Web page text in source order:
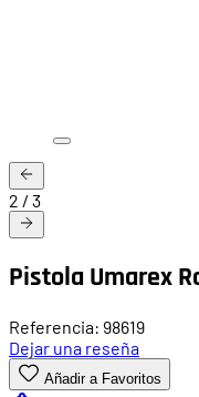
2 / 3
Pistola Umarex
Referencia: 98619
Dejar una reseña
Añadir a Favoritos